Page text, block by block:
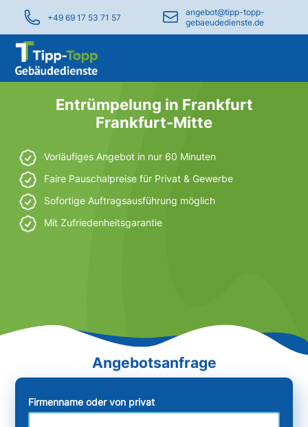
+49 69 17 53 71 57
angebot@tipp-topp-
gebaeudedienste.de
Entrümpelung in Frankfurt
Frankfurt-Mitte
Vorläufiges Angebot in nur 60 Minuten
Faire Pauschalpreise für Privat & Gewerbe
Sofortige Auftragsausführung möglich
Mit Zufriedenheitsgarantie
Firmenname oder von privat